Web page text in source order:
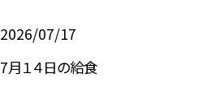
2026/07/17
7月１４日の給食